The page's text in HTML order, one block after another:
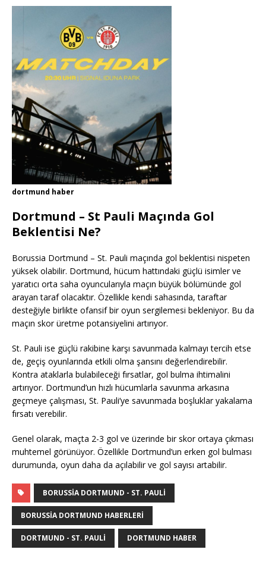
dortmund haber
Dortmund – St Pauli Maçında Gol
Beklentisi Ne?
Borussia Dortmund – St. Pauli maçında gol beklentisi nispeten
yüksek olabilir. Dortmund, hücum hattındaki güçlü isimler ve
yaratıcı orta saha oyuncularıyla maçın büyük bölümünde gol
arayan taraf olacaktır. Özellikle kendi sahasında, taraftar
desteğiyle birlikte ofansif bir oyun sergilemesi bekleniyor. Bu da
maçın skor üretme potansiyelini artırıyor.
St. Pauli ise güçlü rakibine karşı savunmada kalmayı tercih etse
de, geçiş oyunlarında etkili olma şansını değerlendirebilir.
Kontra ataklarla bulabileceği fırsatlar, gol bulma ihtimalini
artırıyor. Dortmund’un hızlı hücumlarla savunma arkasına
geçmeye çalışması, St. Pauli’ye savunmada boşluklar yakalama
fırsatı verebilir.
Genel olarak, maçta 2-3 gol ve üzerinde bir skor ortaya çıkması
muhtemel görünüyor. Özellikle Dortmund’un erken gol bulması
durumunda, oyun daha da açılabilir ve gol sayısı artabilir.
BORUSSIA DORTMUND - ST. PAULI
BORUSSIA DORTMUND HABERLERI
DORTMUND - ST. PAULI DORTMUND HABER